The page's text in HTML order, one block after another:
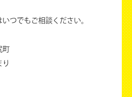
つでもご相談ください。
町
り